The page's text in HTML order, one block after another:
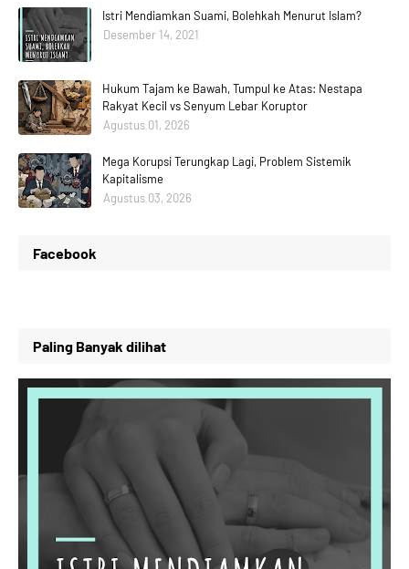
Istri Mendiamkan Suami, Bolehkah Menurut Islam?
Desember 14, 2021
Hukum Tajam ke Bawah, Tumpul ke Atas: Nestapa
Rakyat Kecil vs Senyum Lebar Koruptor
Agustus 01, 2026
Mega Korupsi Terungkap Lagi, Problem Sistemik
Kapitalisme
Agustus 03, 2026
Facebook
Paling Banyak dilihat